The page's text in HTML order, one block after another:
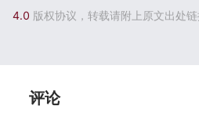
4.0 版权协议，转载请附上原文出处链
评论